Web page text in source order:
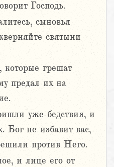
Господь.
сыновья
святыни
которые грешат
предал их на
уже бедствия, и
Бог не избавит вас,
против Него.
и лице его от